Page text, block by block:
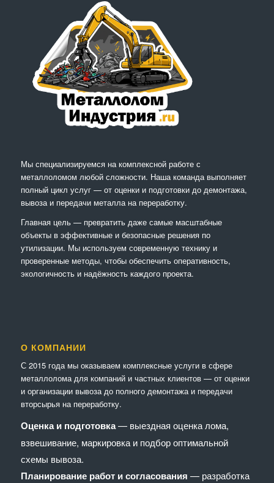
Мы специализируемся на комплексной работе с
металлоломом любой сложности. Наша команда выполняет
полный цикл услуг — от оценки и подготовки до демонтажа,
вывоза и передачи металла на переработку.
Главная цель — превратить даже самые масштабные
объекты в эффективные и безопасные решения по
утилизации. Мы используем современную технику и
проверенные методы, чтобы обеспечить оперативность,
экологичность и надёжность каждого проекта.
О КОМПАНИИ
С 2015 года мы оказываем комплексные услуги в сфере
металлолома для компаний и частных клиентов — от оценки
и организации вывоза до полного демонтажа и передачи
вторсырья на переработку.
Оценка и подготовка— выездная оценка лома,
взвешивание, маркировка и подбор оптимальной
схемы вывоза.
Планирование работ и согласования — разработка